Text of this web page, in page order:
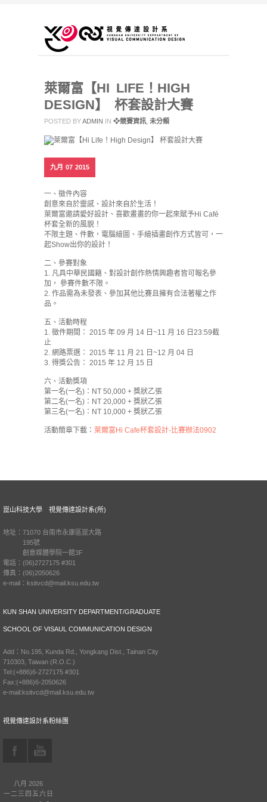
萊爾富【HI LIFE！HIGH
DESIGN】 杯套設計大賽
POSTED BYADMIN IN ❖競賽資訊 未分類
九月 07 2015
一、徵件內容
創意來自於靈感、設計來自於生活！
萊爾富邀請愛好設計、喜歡畫畫的你一起來賦予Hi Café
杯套全新的風貌！
不限主題、件數，電腦繪圖、手繪插畫創作方式皆可，一
起Show出你的設計！
二、參賽對象
1. 凡具中華民國籍、對設計創作熱情興趣者皆可報名參
加， 參賽件數不限。
2. 作品需為未發表、參加其他比賽且擁有合法著權之作
品。
五、活動時程
1. 徵件期間： 2015 年 09 月 14 日~11 月 16 日23:59截
止
2. 網路票選： 2015 年 11 月 21 日~12 月 04 日
3. 得獎公告： 2015 年 12 月 15 日
六、活動獎項
第一名(一名)：NT 50,000 + 獎狀乙張
第二名(一名)：NT 20,000 + 獎狀乙張
第三名(一名)：NT 10,000 + 獎狀乙張
活動簡章下載： 萊爾富Hi Cafe杯套設計-比賽辦法0902
崑山科技大學 視覺傳達設計系(所)
地址：71070 台南市永康區崑大路
195號
創意媒體學院一館3F
電話：(06)2727175 #301
傳真：(06)2050626
e-mail：ksitvcd@mail.ksu.edu.tw
KUN SHAN UNIVERSITY DEPARTMENT/GRADUATE
SCHOOL OF VISAUL COMMUNICATION DESIGN
Add：No.195, Kunda Rd., Yongkang Dist., Tainan City
710303, Taiwan (R.O.C.)
Tel:(+886)6-2727175 #301
Fax:(+886)6-2050626
e-mail:ksitvcd@mail.ksu.edu.tw
視覺傳達設計系粉絲團
八月 2026
一 二 三 四 五六 日